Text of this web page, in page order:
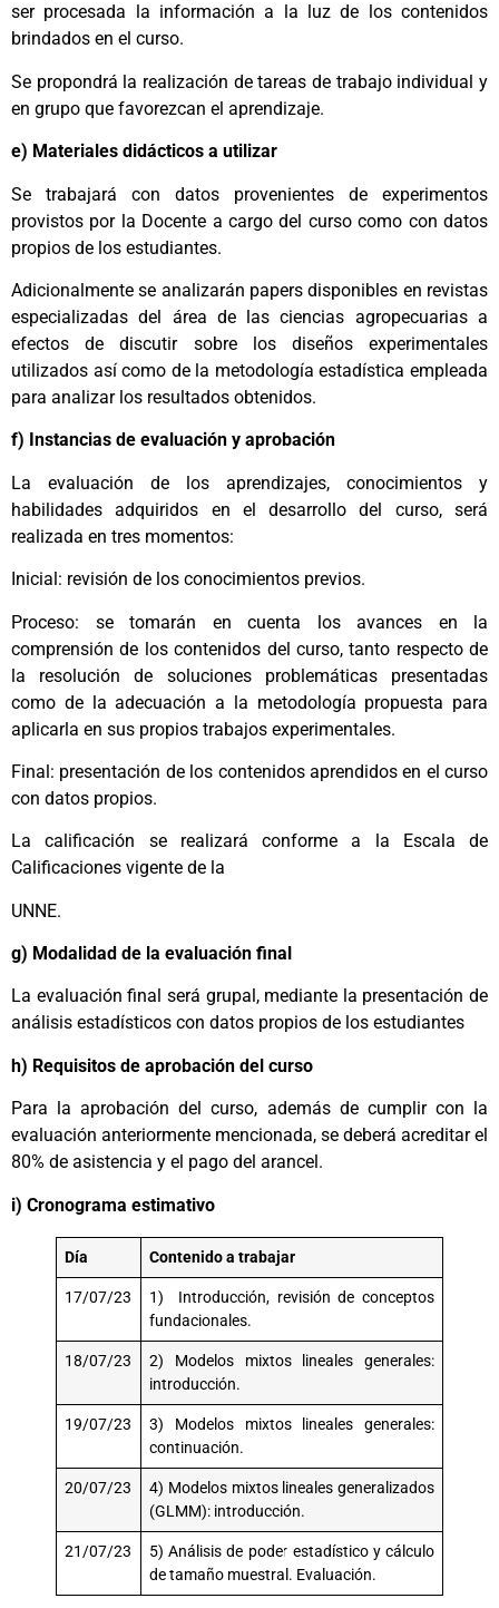
ser procesada la información a la luz de los contenidos
brindados en el curso.
Se propondrá la realización de tareas de trabajo individual y
en grupo que favorezcan el aprendizaje.
e) Materiales didácticos a utilizar
Se trabajará con datos provenientes de experimentos
provistos por la Docente a cargo del curso como con datos
propios de los estudiantes.
Adicionalmente se analizarán papers disponibles en revistas
especializadas del área de las ciencias agropecuarias a
efectos de discutir sobre los diseños experimentales
utilizados así como de la metodología estadística empleada
para analizar los resultados obtenidos.
f) Instancias de evaluación y aprobación
La evaluación de los aprendizajes, conocimientos y
habilidades adquiridos en el desarrollo del curso, será
realizada en tres momentos:
Inicial: revisión de los conocimientos previos.
Proceso: se tomarán en cuenta los avances en la
comprensión de los contenidos del curso, tanto respecto de
la resolución de soluciones problemáticas presentadas
como de la adecuación a la metodología propuesta para
aplicarla en sus propios trabajos experimentales.
Final: presentación de los contenidos aprendidos en el curso
con datos propios.
La calificación se realizará conforme a la Escala de
Calificaciones vigente de la
UNNE.
g) Modalidad de la evaluación final
La evaluación final será grupal, mediante la presentación de
análisis estadísticos con datos propios de los estudiantes
h) Requisitos de aprobación del curso
Para la aprobación del curso, además de cumplir con la
evaluación anteriormente mencionada, se deberá acreditar el
80% de asistencia y el pago del arancel.
i) Cronograma estimativo
Día Contenido a trabajar
17/07/23
1) Introducción, revisión de conceptos
fundacionales.
18/07/23
2) Modelos mixtos lineales generales:
introducción.
19/07/23
3) Modelos mixtos lineales generales:
continuación.
20/07/23
4) Modelos mixtos lineales generalizados
(GLMM): introducción.
21/07/23
5) Análisis de poder estadístico y cálculo
de tamaño muestral. Evaluación.